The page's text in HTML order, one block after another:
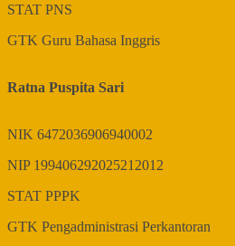
STAT PNS
GTK Guru Bahasa Inggris
Ratna Puspita Sari
NIK 6472036906940002
NIP 199406292025212012
STAT PPPK
GTK Pengadministrasi Perkantoran